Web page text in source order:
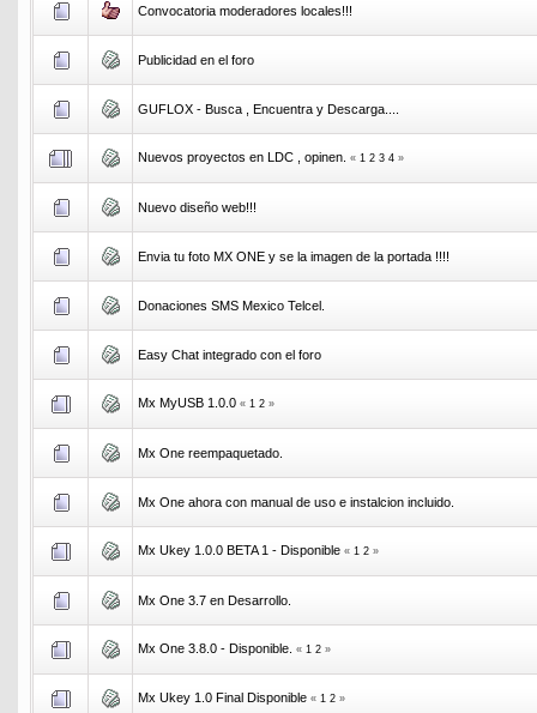
Convocatoria moderadores locales!!!
Publicidad en el foro
GUFLOX - Busca , Encuentra y Descarga....
Nuevos proyectos en LDC , opinen. « 1 2 3 4 »
Nuevo diseño web!!!
Envia tu foto MX ONE y se la imagen de la portada !!!!
Donaciones SMS Mexico Telcel.
Easy Chat integrado con el foro
Mx MyUSB 1.0.0 « 1 2 »
Mx One reempaquetado.
Mx One ahora con manual de uso e instalcion incluido.
Mx Ukey 1.0.0 BETA 1 - Disponible « 1 2 »
Mx One 3.7 en Desarrollo.
Mx One 3.8.0 - Disponible. « 1 2 »
Mx Ukey 1.0 Final Disponible « 1 2 »